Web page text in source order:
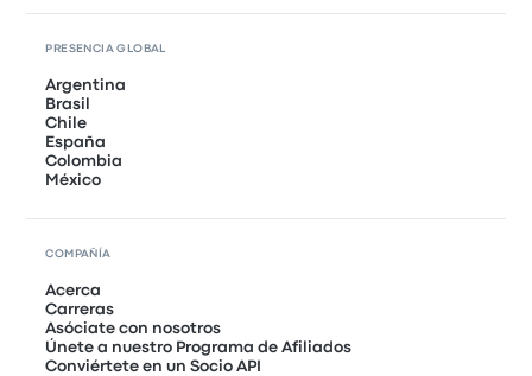
PRESENCIA GLOBAL
Argentina
Brasil
Chile
España
Colombia
México
COMPAÑÍA
Acerca
Carreras
Asóciate con nosotros
Únete a nuestro Programa de Afiliados
Conviértete en un Socio API